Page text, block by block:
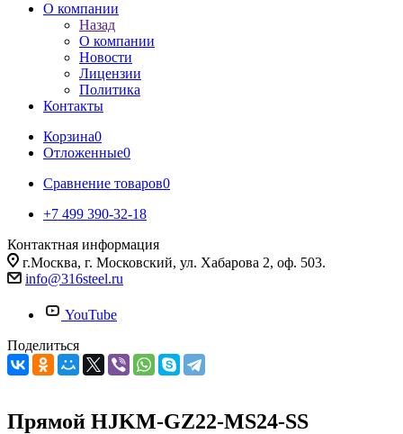
О компании
Назад
О компании
Новости
Лицензии
Политика
Контакты
Корзина0
Отложенные0
Сравнение товаров0
+7 499 390-32-18
Контактная информация
г.Москва, г. Московский, ул. Хабарова 2, оф. 503.
info@316steel.ru
YouTube
Поделиться
Прямой HJKM-GZ22-MS24-SS